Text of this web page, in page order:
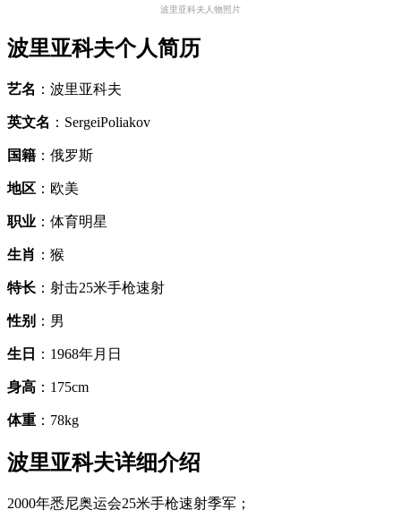
波里亚科夫人物照片
波里亚科夫个人简历
艺名 ：波里亚科夫
英文名 ：SergeiPoliakov
国籍 ：俄罗斯
地区 ：欧美
职业 ：体育明星
生肖 ：猴
特长 ：射击25米手枪速射
性别 ：男
生日 ：1968年月日
身高 ：175cm
体重 ：78kg
波里亚科夫详细介绍
2000年悉尼奥运会25米手枪速射季军；